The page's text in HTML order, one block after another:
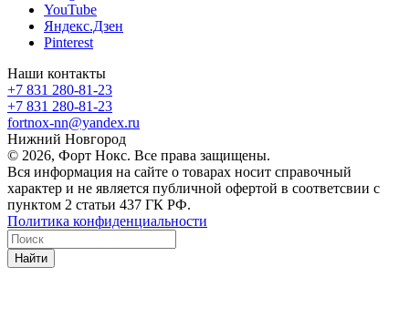
YouTube
Яндекс.Дзен
Pinterest
Наши контакты
+7 831 280-81-23
+7 831 280-81-23
fortnox-nn@yandex.ru
Нижний Новгород
© 2026, Форт Нокс. Все права защищены.
Вся информация на сайте о товарах носит справочный
характер и не является публичной офертой в соответсвии с
пунктом 2 статьи 437 ГК РФ.
Политика конфиденциальности
Найти